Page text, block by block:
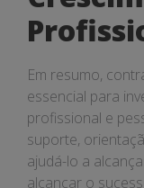
Em resumo,
essencial para
profissional e
suporte,
ajudá-lo a
alcançar o